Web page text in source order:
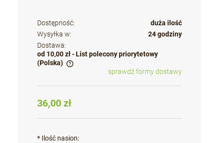
Dostępność:
duża ilość
Wysyłka w:
24 godziny
Dostawa:
od 10,00 zł - List polecony priorytetowy
(Polska)
Cena nie zawiera ewentualnych kosztów płatności
sprawdź formy dostawy
36,00 zł
* Ilość nasion: